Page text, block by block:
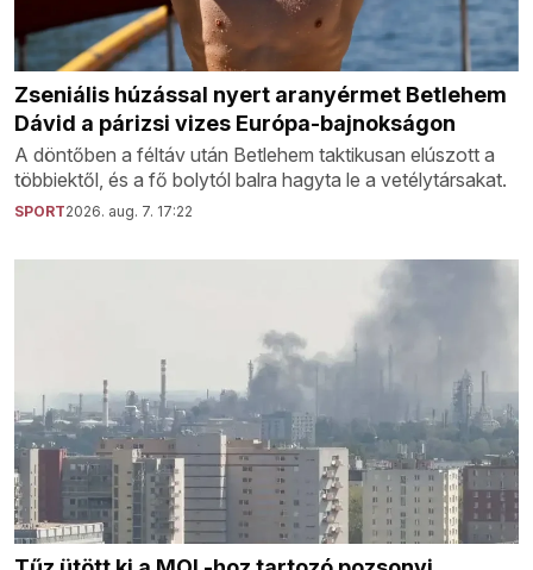
Zseniális húzással nyert aranyérmet Betlehem
Dávid a párizsi vizes Európa-bajnokságon
A döntőben a féltáv után Betlehem taktikusan elúszott a
többiektől, és a fő bolytól balra hagyta le a vetélytársakat.
SPORT2026. aug. 7. 17:22